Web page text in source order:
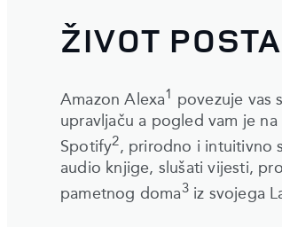
ŽIVOT
Amazon Alexa1
povezuje vas
upravljaču a pogled vam je
Spotify2 , prirodno i intuitivno
audio knjige, slušati vijesti,
pametnog doma3iz svojega